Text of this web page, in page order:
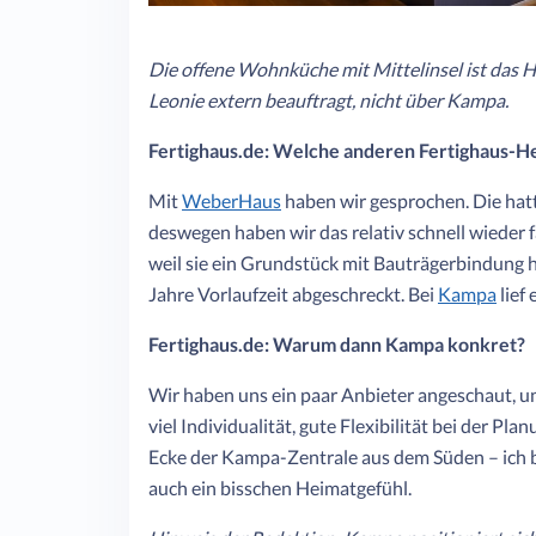
Die offene Wohnküche mit Mittelinsel ist das
Leonie extern beauftragt, nicht über Kampa.
Fertighaus.de: Welche anderen Fertighaus-
MitWeberHaus haben wir gesprochen. Die
deswegen haben wir das relativ schnell
weil sie ein Grundstück mit Bauträgerbindung
Jahre Vorlaufzeit abgeschreckt. Bei Kampa lief
Fertighaus.de: Warum dann Kampa konkret?
Wir haben uns ein paar Anbieter angeschaut,
viel Individualität, gute Flexibilität bei der
Ecke der Kampa-Zentrale aus dem Süden –
auch ein bisschen Heimatgefühl.